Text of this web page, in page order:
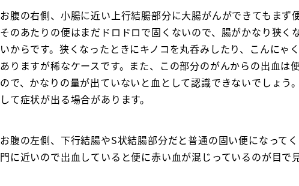
お腹の右側、小腸に近い上行結腸部分に大腸がんができてもまず
そのあたりの便はまだドロドロで固くないので、腸がかなり狭く
いからです。狭くなったときにキノコを丸呑みしたり、こんにゃ
ありますが稀なケースです。また、この部分のがんからの出血は
ので、かなりの量が出ていないと血として認識できないでしょう
して症状が出る場合があります。
お腹の左側、下行結腸やS状結腸部分だと普通の固い便になって
門に近いので出血していると便に赤い血が混じっているのが目で